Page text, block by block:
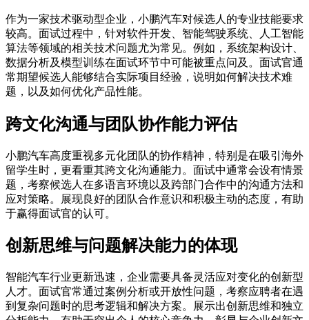
作为一家技术驱动型企业，小鹏汽车对候选人的专业技能要求
较高。面试过程中，针对软件开发、智能驾驶系统、人工智能
算法等领域的相关技术问题尤为常见。例如，系统架构设计、
数据分析及模型训练在面试环节中可能被重点问及。面试官通
常期望候选人能够结合实际项目经验，说明如何解决技术难
题，以及如何优化产品性能。
跨文化沟通与团队协作能力评估
小鹏汽车高度重视多元化团队的协作精神，特别是在吸引海外
留学生时，更看重其跨文化沟通能力。面试中通常会设有情景
题，考察候选人在多语言环境以及跨部门合作中的沟通方法和
应对策略。展现良好的团队合作意识和积极主动的态度，有助
于赢得面试官的认可。
创新思维与问题解决能力的体现
智能汽车行业更新迅速，企业需要具备灵活应对变化的创新型
人才。面试官常通过案例分析或开放性问题，考察应聘者在遇
到复杂问题时的思考逻辑和解决方案。展示出创新思维和独立